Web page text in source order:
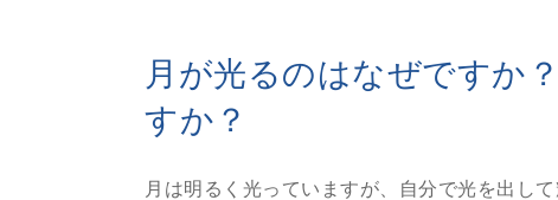
月が光るのはなぜですか
すか？
月は明るく光っていますが、自分で光を出し